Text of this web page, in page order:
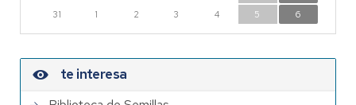
31
1 2 3 4 5 6
te interesa